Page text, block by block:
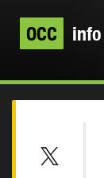
OCC info